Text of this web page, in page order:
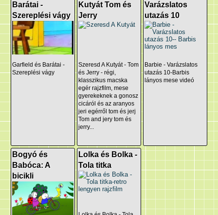
Barátai -
Szereplési vágy
Garfield és Barátai -
Szereplési vágy
Kutyát Tom és
Jerry
Szeresd A Kutyát - Tom
és Jerry - régi,
klasszikus macska
egér rajzfilm, mese
gyerekeknek a gonosz
cicáról és az aranyos
jeri egérről tom és jerj
Tom and jery tom és
jerry...
Varázslatos
utazás 10
Barbie - Varázslatos
utazás 10-Barbis
lányos mese videó
Bogyó és
Babóca: A
bicikli
Lolka és Bolka -
Tola titka